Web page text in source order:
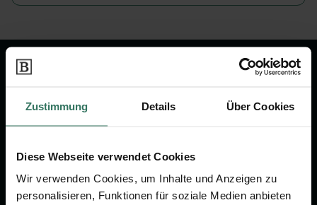
Zustimmung Details Über Cookies
Diese Webseite verwendet Cookies
Wir verwenden Cookies, um Inhalte und Anzeigen zu
personalisieren, Funktionen für soziale Medien anbieten
Wir sind Ihr Ansprechpartner rund
um das Thema Bestattung &
Vorsorge.
Jetzt beraten lassen